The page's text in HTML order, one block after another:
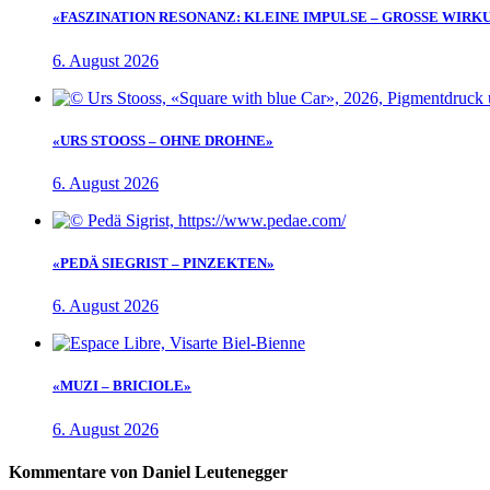
«FASZINATION RESONANZ: KLEINE IMPULSE – GROSSE
6. August 2026
«URS STOOSS – OHNE DROHNE»
6. August 2026
«PEDÄ SIEGRIST – PINZEKTEN»
6. August 2026
«MUZI – BRICIOLE»
6. August 2026
Kommentare von Daniel Leutenegger